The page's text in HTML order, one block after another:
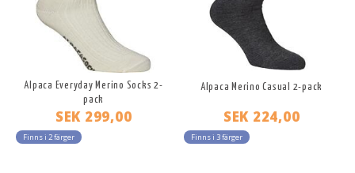
Alpaca Everyday Merino Socks 2-
pack
SEK 299,00
Finns i 2 färger
Alpaca Merino Casual 2-pack
SEK 224,00
Finns i 3 färger